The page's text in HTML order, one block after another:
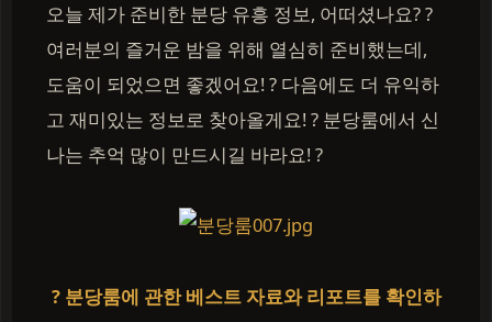
오늘 제가 준비한 분당 유흥 정보, 어떠셨나요? ?
여러분의 즐거운 밤을 위해 열심히 준비했는데,
도움이 되었으면 좋겠어요! ? 다음에도 더 유익하
고 재미있는 정보로 찾아올게요! ? 분당룸에서 신
나는 추억 많이 만드시길 바라요! ?
? 분당룸에 관한 베스트 자료와 리포트를 확인하